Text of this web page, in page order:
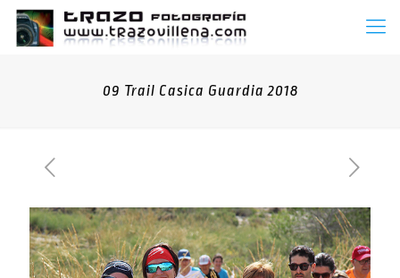
09 Trail Casica Guardia 2018